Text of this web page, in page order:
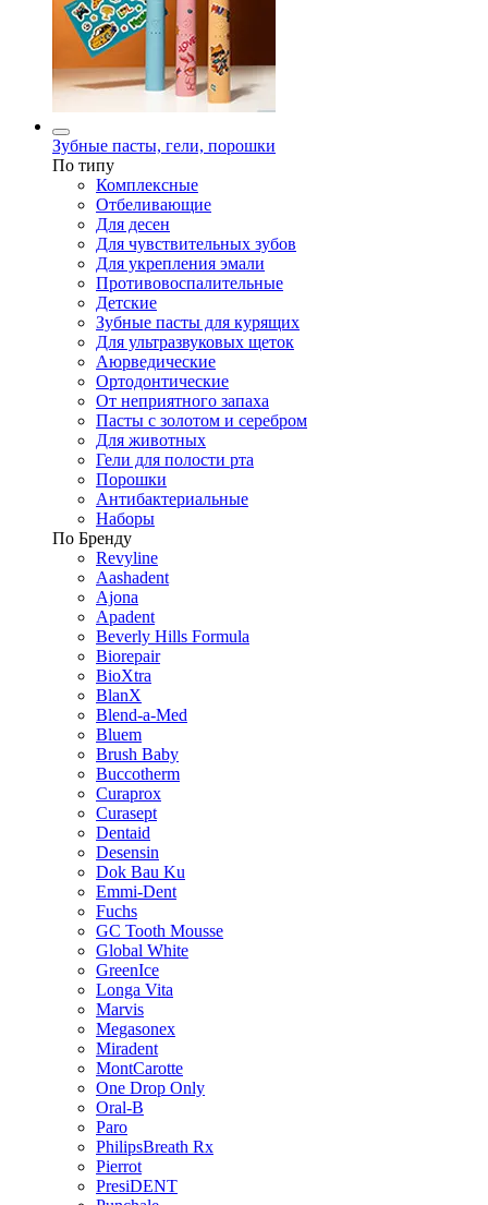
Зубные пасты, гели, порошки
По типу
Комплексные
Отбеливающие
Для десен
Для чувствительных зубов
Для укрепления эмали
Противовоспалительные
Детские
Зубные пасты для курящих
Для ультразвуковых щеток
Аюрведические
Ортодонтические
От неприятного запаха
Пасты с золотом и серебром
Для животных
Гели для полости рта
Порошки
Антибактериальные
Наборы
По Бренду
Revyline
Aashadent
Ajona
Apadent
Beverly Hills Formula
Biorepair
BioXtra
BlanX
Blend-a-Med
Bluem
Brush Baby
Buccotherm
Curaprox
Curasept
Dentaid
Desensin
Dok Bau Ku
Emmi-Dent
Fuchs
GC Tooth Mousse
Global White
GreenIce
Longa Vita
Marvis
Megasonex
Miradent
MontCarotte
One Drop Only
Oral-B
Paro
PhilipsBreath Rx
Pierrot
PresiDENT